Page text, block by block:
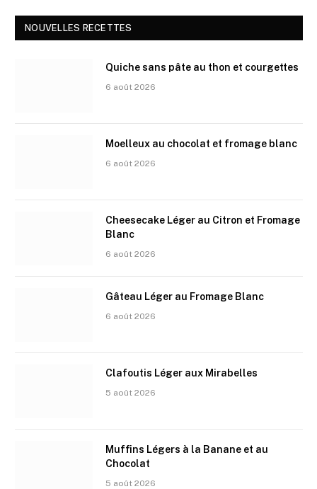
NOUVELLES RECETTES
Quiche sans pâte au thon et courgettes
6 août 2026
Moelleux au chocolat et fromage blanc
6 août 2026
Cheesecake Léger au Citron et Fromage
Blanc
6 août 2026
Gâteau Léger au Fromage Blanc
6 août 2026
Clafoutis Léger aux Mirabelles
5 août 2026
Muffins Légers à la Banane et au
Chocolat
5 août 2026